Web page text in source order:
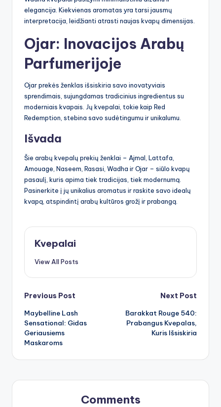
elegancija. Kiekvienas aromatas yra tarsi jausmų
interpretacija, leidžianti atrasti naujas kvapų dimensijas.
Ojar: Inovacijos Arabų
Parfumerijoje
Ojar prekės ženklas išsiskiria savo inovatyviais
sprendimais, sujungdamas tradicinius ingredientus su
moderniais kvapais. Jų kvepalai, tokie kaip Red
Redemption, stebina savo sudėtingumu ir unikalumu.
Išvada
Šie arabų kvepalų prekių ženklai – Ajmal, Lattafa,
Amouage, Naseem, Rasasi, Wadha ir Ojar – siūlo kvapų
pasaulį, kuris apima tiek tradicijas, tiek modernumą.
Pasinerkite į jų unikalius aromatus ir raskite savo idealų
kvapą, atspindintį arabų kultūros grožį ir prabangą.
Kvepalai
View All Posts
Post
navigation
Previous Post
Maybelline Lash
Sensational: Gidas
Geriausiems
Maskaroms
Next Post
Barakkat Rouge 540:
Prabangus Kvepalas,
Kuris Išsiskiria
Comments